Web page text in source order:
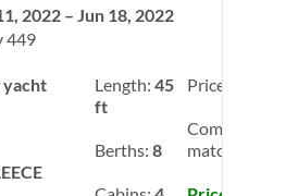
2022 – Jun 18, 2022
449
yacht Length: 45
ft
Berths: 8
Price:
Competition
matching_2: -